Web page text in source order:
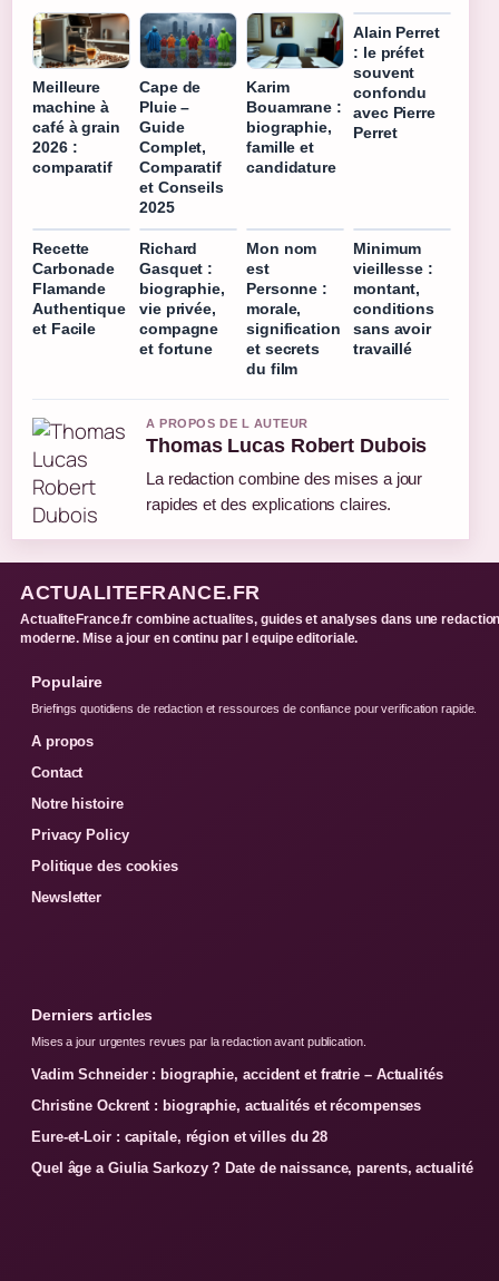
Meilleure
machine à
café à grain
2026 :
comparatif
Cape de
Pluie –
Guide
Complet,
Comparatif
et Conseils
2025
Karim
Bouamrane :
biographie,
famille et
candidature
Alain Perret
: le préfet
souvent
confondu
avec Pierre
Perret
Recette
Carbonade
Flamande
Authentique
et Facile
Richard
Gasquet :
biographie,
vie privée,
compagne
et fortune
Mon nom
est
Personne :
morale,
signification
et secrets
du film
Minimum
vieillesse :
montant,
conditions
sans avoir
travaillé
A PROPOS DE L AUTEUR
Thomas Lucas Robert Dubois
La redaction combine des mises a jour
rapides et des explications claires.
ACTUALITEFRANCE.FR
ActualiteFrance.fr combine actualites, guides et analyses dans une
moderne. Mise a jour en continu par l equipe editoriale.
Populaire
Briefings quotidiens de redaction et ressources de confiance pour verification rapide.
A propos
Contact
Notre histoire
Privacy Policy
Politique des cookies
Newsletter
Derniers articles
Mises a jour urgentes revues par la redaction avant publication.
Vadim Schneider : biographie, accident et fratrie – Actualités
Christine Ockrent : biographie, actualités et récompenses
Eure-et-Loir : capitale, région et villes du 28
Quel âge a Giulia Sarkozy ? Date de naissance, parents, actualité